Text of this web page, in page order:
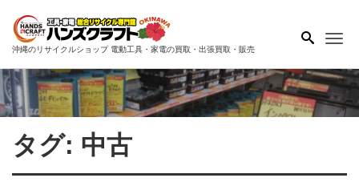
沖縄のリサイクルショップ 電動工具・家電の買取・出張買取・販売
タグ: 中古